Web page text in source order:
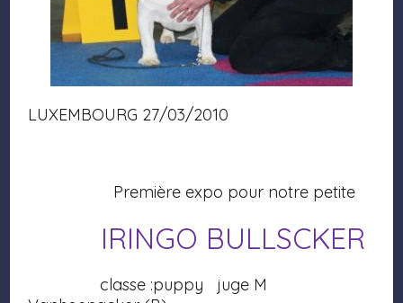
LUXEMBOURG 27/03/2010
Première expo pour notre petite
IRINGO BULLSCKER
classe :puppy juge M